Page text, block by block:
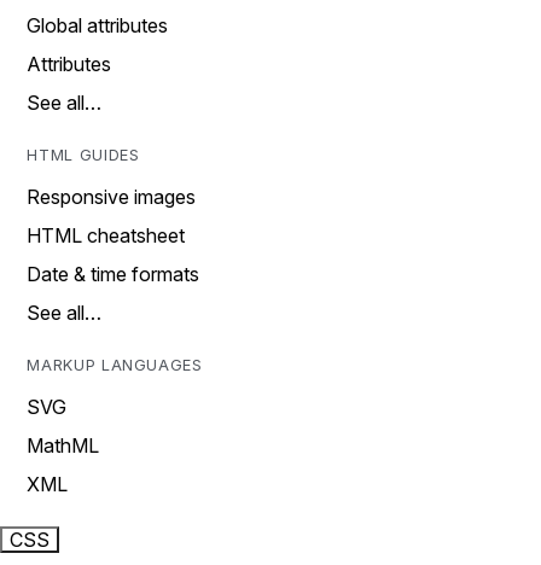
Global attributes
Attributes
See all…
HTML GUIDES
Responsive images
HTML cheatsheet
Date & time formats
See all…
MARKUP LANGUAGES
SVG
MathML
XML
CSS